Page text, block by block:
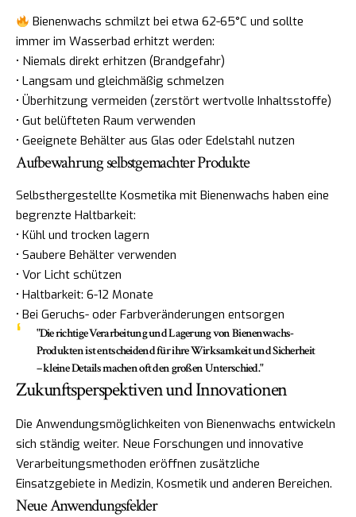
Bienenwachs schmilzt bei etwa 62-65°C und sollte
immer im Wasserbad erhitzt werden:
• Niemals direkt erhitzen (Brandgefahr)
• Langsam und gleichmäßig schmelzen
• Überhitzung vermeiden (zerstört wertvolle Inhaltsstoffe)
• Gut belüfteten Raum verwenden
• Geeignete Behälter aus Glas oder Edelstahl nutzen
Aufbewahrung selbstgemachter Produkte
Selbsthergestellte Kosmetika mit Bienenwachs haben eine
begrenzte Haltbarkeit:
• Kühl und trocken lagern
• Saubere Behälter verwenden
• Vor Licht schützen
• Haltbarkeit: 6-12 Monate
• Bei Geruchs- oder Farbveränderungen entsorgen
"Die richtige Verarbeitung und Lagerung von Bienenwachs-
Produkten ist entscheidend für ihre Wirksamkeit und Sicherheit
– kleine Details machen oft den großen Unterschied."
Zukunftsperspektiven und Innovationen
Die Anwendungsmöglichkeiten von Bienenwachs entwickeln
sich ständig weiter. Neue Forschungen und innovative
Verarbeitungsmethoden eröffnen zusätzliche
Einsatzgebiete in Medizin, Kosmetik und anderen Bereichen.
Neue Anwendungsfelder